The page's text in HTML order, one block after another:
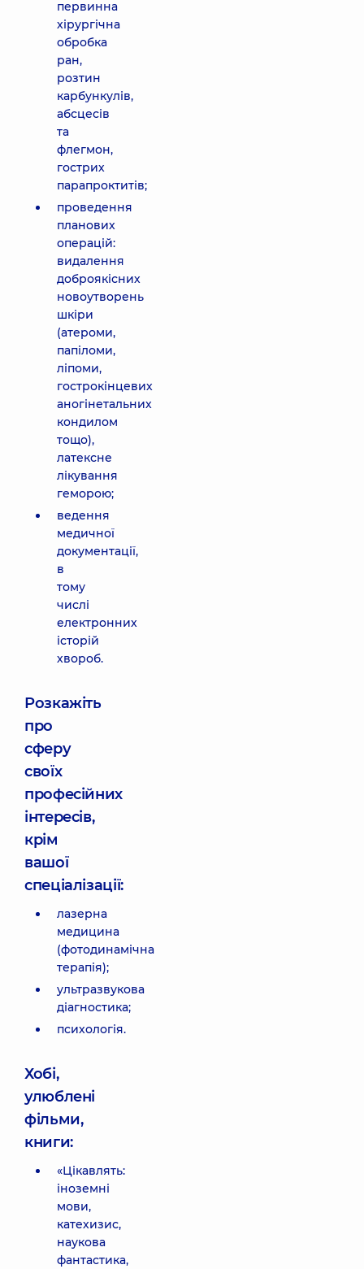
первинна
хірургічна
обробка
ран,
розтин
карбункулів,
абсцесів
та
флегмон,
гострих
парапроктитів;
проведення
планових
операцій:
видалення
доброякісних
новоутворень
шкіри
(атероми,
папіломи,
ліпоми,
гострокінцевих
аногінетальних
кондилом
тощо),
латексне
лікування
геморою;
ведення
медичної
документації,
в
тому
числі
електронних
історій
хвороб.
Розкажіть
про
сферу
своїх
професійних
інтересів,
крім
вашої
спеціалізації:
лазерна
медицина
(фотодинамічна
терапія);
ультразвукова
діагностика;
психологія.
Хобі,
улюблені
фільми,
книги:
«Цікавлять:
іноземні
мови,
катехизис,
наукова
фантастика,